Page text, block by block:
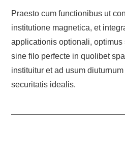
Praesto cum functionibus ut
institutione magnetica, et
applicationis optionali,
sine filo perfecte in quolibet
instituitur et ad usum
securitatis idealis.